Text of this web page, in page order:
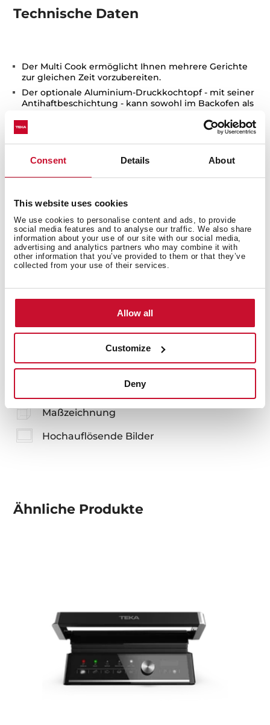
Consent Details About
This website uses cookies
We use cookies to personalise content and ads, to provide
social media features and to analyse our traffic. We also share
information about your use of our site with our social media,
advertising and analytics partners who may combine it with
other information that you’ve provided to them or that they’ve
collected from your use of their services.
Allow all
Customize
Deny
Technische Daten
Der Multi Cook ermöglicht Ihnen mehrere Gerichte
zur gleichen Zeit vorzubereiten.
Der optionale Aluminium-Druckkochtopf - mit seiner
Antihaftbeschichtung - kann sowohl im Backofen als
eingesetzt werden.
Produktmaße
Dies könnte Sie ebenfalls
Bedienungsanleitungen
Maßzeichnung
Hochauflösende Bilder
Ähnliche Produkte